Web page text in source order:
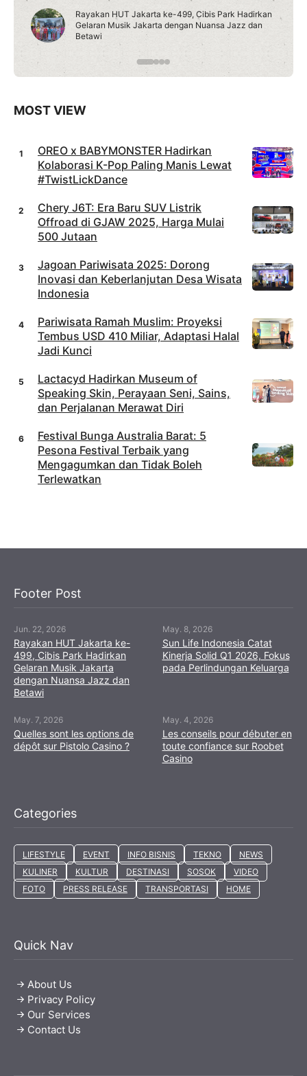
Rayakan HUT Jakarta ke-499, Cibis Park Hadirkan
Gelaran Musik Jakarta dengan Nuansa Jazz dan
Betawi
MOST VIEW
OREO x BABYMONSTER Hadirkan
Kolaborasi K-Pop Paling Manis Lewat
#TwistLickDance
Chery J6T: Era Baru SUV Listrik
Offroad di GJAW 2025, Harga Mulai
500 Jutaan
Jagoan Pariwisata 2025: Dorong
Inovasi dan Keberlanjutan Desa Wisata
Indonesia
Pariwisata Ramah Muslim: Proyeksi
Tembus USD 410 Miliar, Adaptasi Halal
Jadi Kunci
Lactacyd Hadirkan Museum of
Speaking Skin, Perayaan Seni, Sains,
dan Perjalanan Merawat Diri
Festival Bunga Australia Barat: 5
Pesona Festival Terbaik yang
Mengagumkan dan Tidak Boleh
Terlewatkan
Footer Post
Jun. 22, 2026
Rayakan HUT Jakarta ke-
499, Cibis Park Hadirkan
Gelaran Musik Jakarta
dengan Nuansa Jazz dan
Betawi
May. 8, 2026
Sun Life Indonesia Catat
Kinerja Solid Q1 2026, Fokus
pada Perlindungan Keluarga
May. 7, 2026
Quelles sont les options de
dépôt sur Pistolo Casino ?
May. 4, 2026
Les conseils pour débuter en
toute confiance sur Roobet
Casino
Categories
LIFESTYLE EVENT INFO BISNIS TEKNO
NEWS
KULINER
KULTUR DESTINASI SOSOK
VIDEO
FOTO
PRESS RELEASE TRANSPORTASI HOME
Quick Nav
About Us
Privacy Policy
Our Services
Contact Us